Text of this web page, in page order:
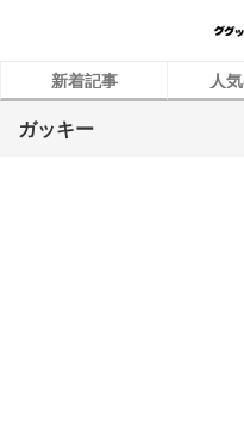
新着記事 人
ガッキー